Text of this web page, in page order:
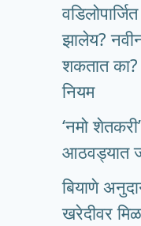
झालेय?
शकतात का?
नियम
‘नमो
आठवड्यात
बियाणे
खरेदीवर